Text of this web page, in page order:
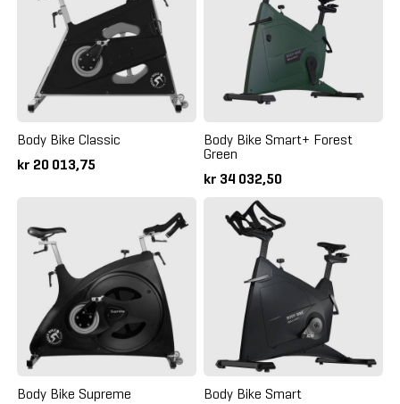
Body Bike Classic
kr 20 013,75
Body Bike Smart+ Forest
Green
kr 34 032,50
Body Bike Supreme
Body Bike Smart